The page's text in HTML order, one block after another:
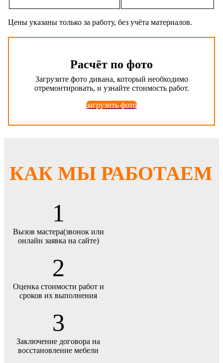
Цены указаны только за работу, без учёта материалов.
Расчёт по фото
Загрузите фото дивана, который необходимо
отремонтировать, и узнайте стоимость работ.
загрузить фото
КАК МЫ РАБОТАЕМ
1
Вызов мастера(звонок или
онлайн заявка на сайте)
2
Оценка стоимости работ и
сроков их выполнения
3
Заключение договора на
восстановление мебели